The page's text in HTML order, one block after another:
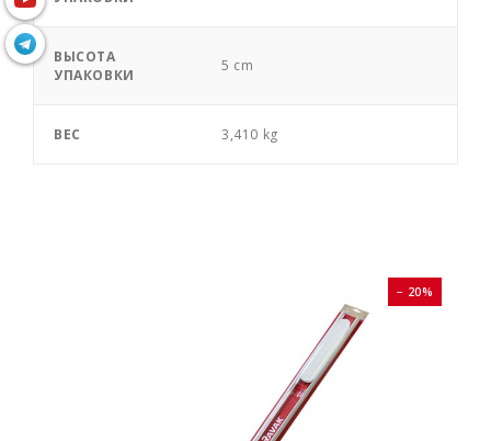
ВЫСОТА
УПАКОВКИ
5 cm
ВЕС 3,410 kg
− 20%